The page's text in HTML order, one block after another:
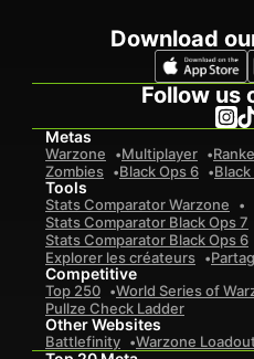
Download
Follow us
Metas
Warzone Multiplayer
Zombies
Black Ops 6
Tools
Stats Comparator Warzone
Stats Comparator Black Ops 7
Stats Comparator Black Ops 6
Explorer les créateurs
Competitive
Top 250 World Series of
Pullze Check Ladder
Other Websites
Battlefinity Warzone